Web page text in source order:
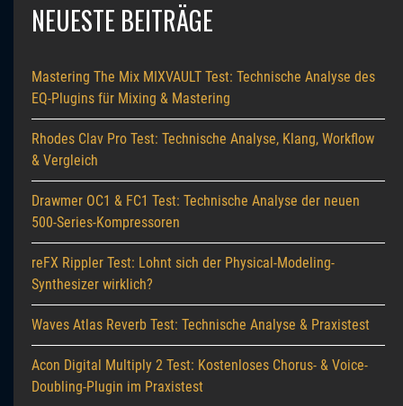
NEUESTE BEITRÄGE
Mastering The Mix MIXVAULT Test: Technische Analyse des
EQ-Plugins für Mixing & Mastering
Rhodes Clav Pro Test: Technische Analyse, Klang, Workflow
& Vergleich
Drawmer OC1 & FC1 Test: Technische Analyse der neuen
500-Series-Kompressoren
reFX Rippler Test: Lohnt sich der Physical-Modeling-
Synthesizer wirklich?
Waves Atlas Reverb Test: Technische Analyse & Praxistest
Acon Digital Multiply 2 Test: Kostenloses Chorus- & Voice-
Doubling-Plugin im Praxistest